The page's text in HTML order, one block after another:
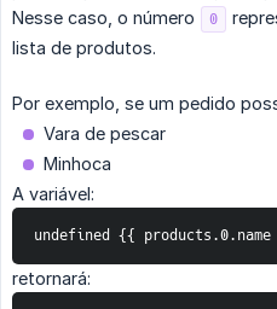
Nesse caso, o número
0
lista de produtos.
Por exemplo, se um pedido
Vara de pescar
Minhoca
A variável:
undefined {{
retornará: